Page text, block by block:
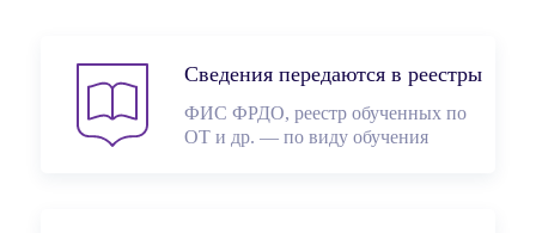
Сведения передаются в реестры
ФИС ФРДО, реестр обученных по
ОТ и др. — по виду обучения